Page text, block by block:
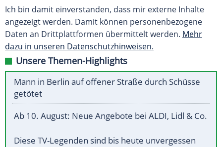
Ich bin damit einverstanden, dass mir externe Inhalte
angezeigt werden. Damit können personenbezogene
Daten an Drittplattformen übermittelt werden. Mehr
dazu in unseren Datenschutzhinweisen.
Unsere Themen-Highlights
Mann in Berlin auf offener Straße durch Schüsse
getötet
Ab 10. August: Neue Angebote bei ALDI, Lidl & Co.
Diese TV-Legenden sind bis heute unvergessen